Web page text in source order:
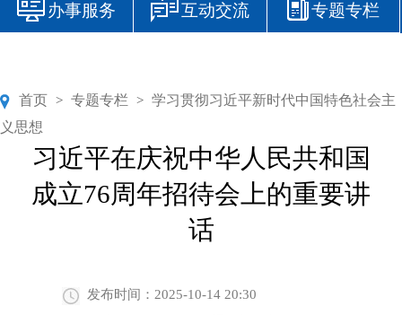
办事服务 互动交流 专题专栏
首页 > 专题专栏 > 学习贯彻习近平新时代中国特色社会主
义思想
习近平在庆祝中华人民共和国
成立76周年招待会上的重要讲
话
发布时间：2025-10-14 20:30